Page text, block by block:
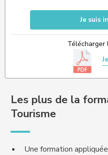
Je suis
Télécharger
Les plus de la
Tourisme
Une formation